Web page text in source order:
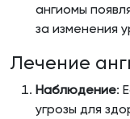
ангиомы
за изменения
Лечение
Наблюдение:
угрозы для